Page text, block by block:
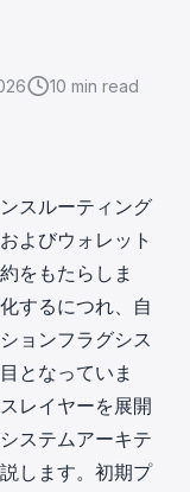
10 min read
スルーティング
よびウォレット
をもたらしま
するにつれ、 自
ョンフラグシス
となっていま
レイヤーを展開
ステムアーキテ
します。初期プ